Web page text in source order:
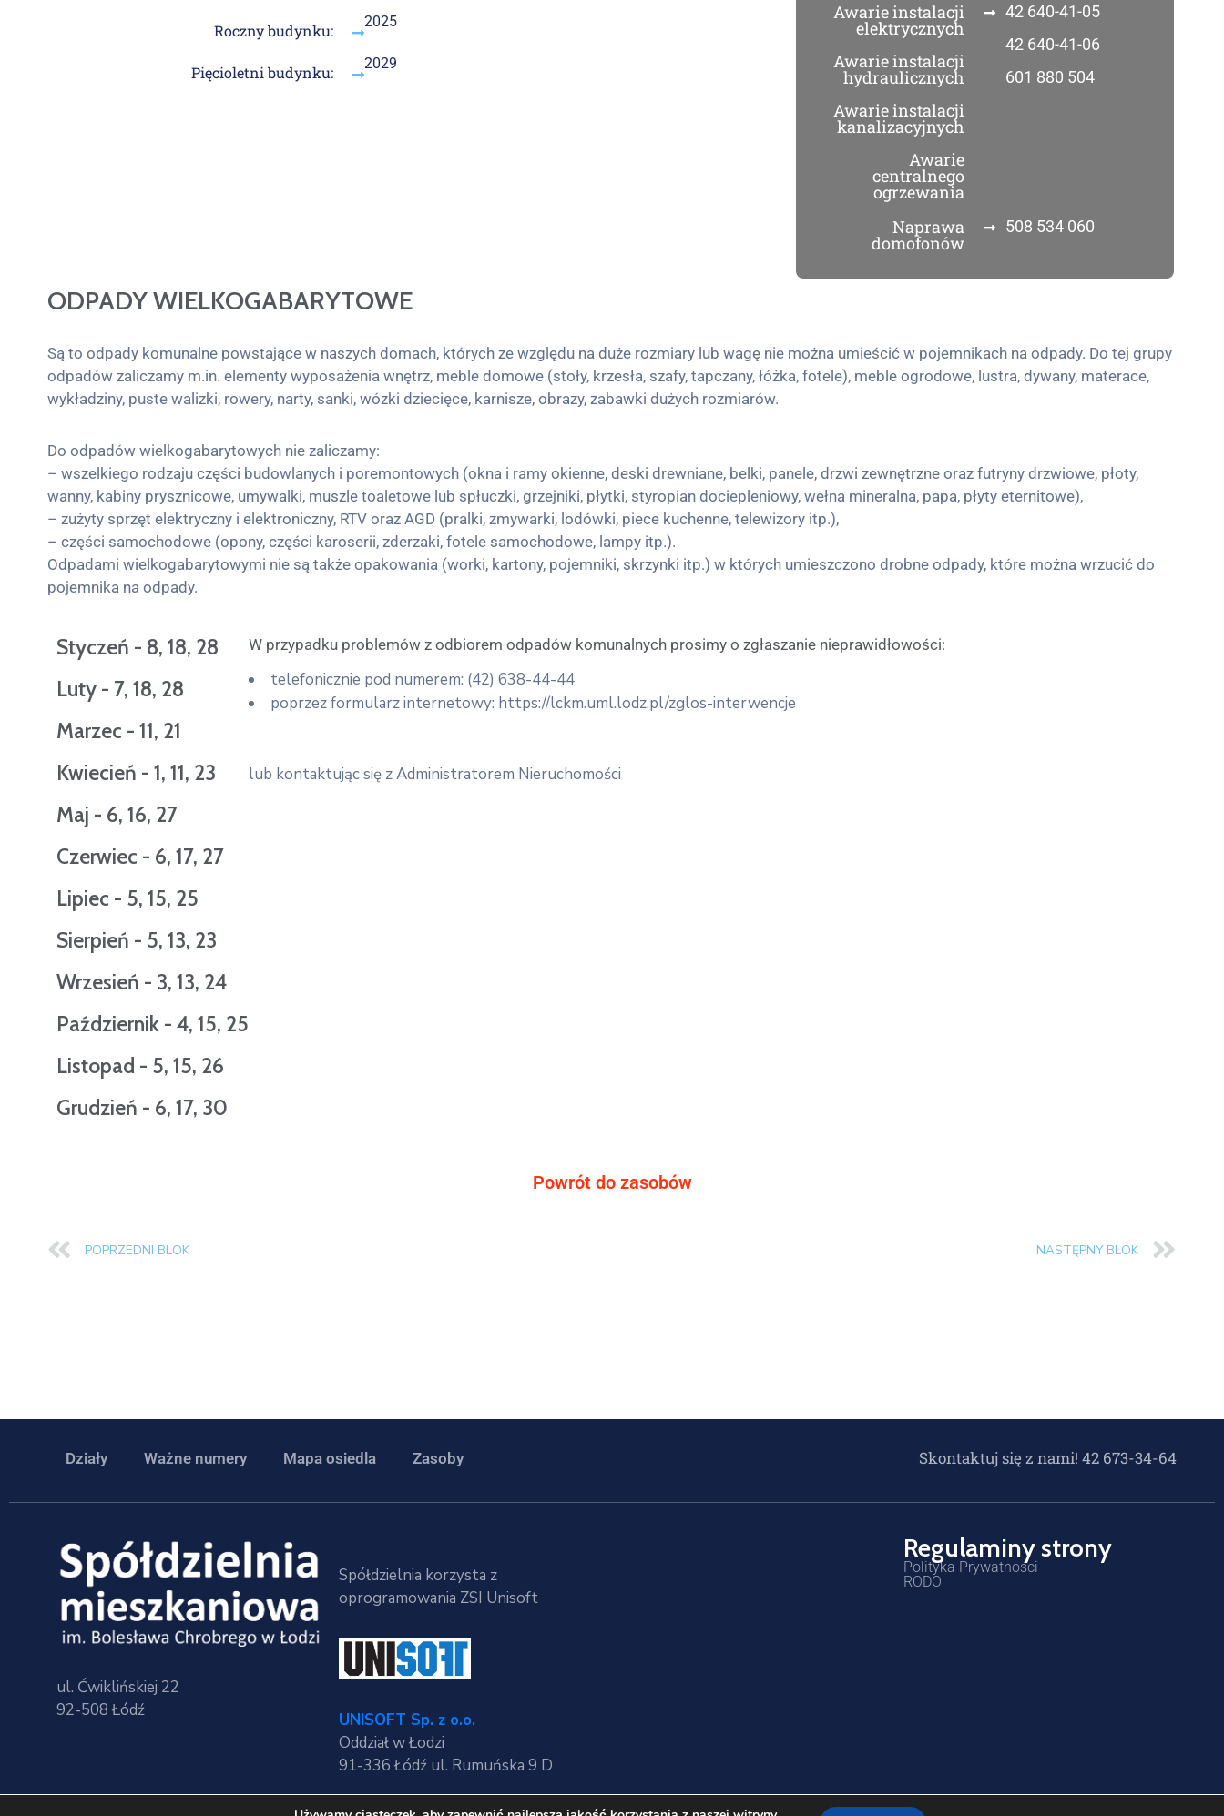
Roczny budynku: 2025
Pięcioletni budynku: 2029
Awarie instalacji
elektrycznych
Awarie instalacji
hydraulicznych
Awarie instalacji
kanalizacyjnych
Awarie
centralnego
ogrzewania
42 640-41-05
42 640-41-06
601 880 504
Naprawa
domofonów
508 534 060
ODPADY WIELKOGABARYTOWE
Są to odpady komunalne powstające w naszych domach, których ze względu na duże rozmiary lub wagę nie można umieścić w pojemnikach na odpady. Do tej grupy
odpadów zaliczamy m.in. elementy wyposażenia wnętrz, meble domowe (stoły, krzesła, szafy, tapczany, łóżka, fotele), meble ogrodowe, lustra, dywany, materace,
wykładziny, puste walizki, rowery, narty, sanki, wózki dziecięce, karnisze, obrazy, zabawki dużych rozmiarów.
Do odpadów wielkogabarytowych nie zaliczamy:
– wszelkiego rodzaju części budowlanych i poremontowych (okna i ramy okienne, deski drewniane, belki, panele, drzwi zewnętrzne oraz futryny drzwiowe, płoty,
wanny, kabiny prysznicowe, umywalki, muszle toaletowe lub spłuczki, grzejniki, płytki, styropian dociepleniowy, wełna mineralna, papa, płyty eternitowe),
– zużyty sprzęt elektryczny i elektroniczny, RTV oraz AGD (pralki, zmywarki, lodówki, piece kuchenne, telewizory itp.),
– części samochodowe (opony, części karoserii, zderzaki, fotele samochodowe, lampy itp.).
Odpadami wielkogabarytowymi nie są także opakowania (worki, kartony, pojemniki, skrzynki itp.) w których umieszczono drobne odpady, które można wrzucić do
pojemnika na odpady.
Styczeń - 8, 18, 28
Luty - 7, 18, 28
Marzec - 11, 21
Kwiecień - 1, 11, 23
Maj - 6, 16, 27
Czerwiec - 6, 17, 27
Lipiec - 5, 15, 25
Sierpień - 5, 13, 23
Wrzesień - 3, 13, 24
Październik - 4, 15, 25
Listopad - 5, 15, 26
Grudzień - 6, 17, 30
W przypadku problemów z odbiorem odpadów komunalnych prosimy o zgłaszanie nieprawidłowości:
telefonicznie pod numerem: (42) 638-44-44
poprzez formularz internetowy: https://lckm.uml.lodz.pl/zglos-interwencje
lub kontaktując się z Administratorem Nieruchomości
Powrót do zasobów
POPRZEDNI BLOK NASTĘPNY BLOK
Działy Ważne numery Mapa osiedla Zasoby Skontaktuj się z nami! 42 673-34-64
ul. Ćwiklińskiej 22
92-508 Łódź
Spółdzielnia korzysta z
oprogramowania ZSI Unisoft
UNISOFT Sp. z o.o.
Oddział w Łodzi
91-336 Łódź ul. Rumuńska 9 D
Regulaminy strony
Polityka Prywatności
RODO